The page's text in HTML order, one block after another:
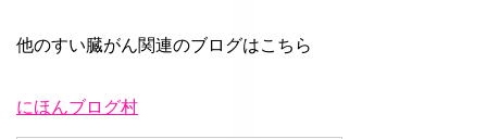
他のすい臓がん関連のブログはこちら
にほんブログ村